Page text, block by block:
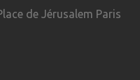
de Jérusalem Paris